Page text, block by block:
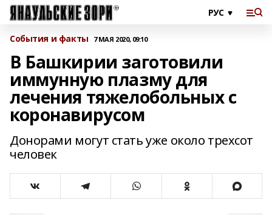
События и факты 7 МАЯ 2020, 09:10
В Башкирии заготовили
иммунную плазму для
лечения тяжелобольных с
коронавирусом
Донорами могут стать уже около трехсот
человек